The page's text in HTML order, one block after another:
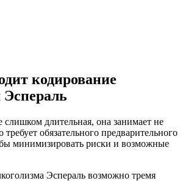
кодирование
Эспераль
слишком длительная, она занимает не
требует обязательного предварительного
минимизировать риски и возможные
Эспераль возможно тремя